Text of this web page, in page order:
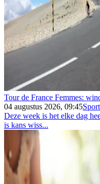
Tour de France Femmes:
04 augustus 2026, 09:45Sport
Deze week is het elke dag
is kans wiss...